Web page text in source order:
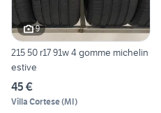
9
215 50 r17 91w 4 gomme michelin
estive
45 €
Villa Cortese(MI)